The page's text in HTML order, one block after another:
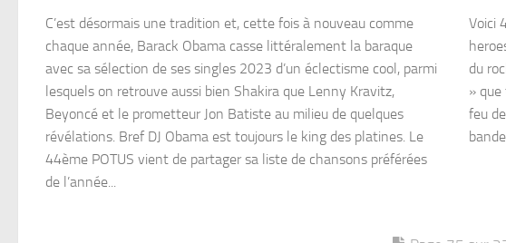
C’est désormais une tradition et, cette fois à nouveau comme
chaque année, Barack Obama casse littéralement la baraque
avec sa sélection de ses singles 2023 d’un éclectisme cool, parmi
lesquels on retrouve aussi bien Shakira que Lenny Kravitz,
Beyoncé et le prometteur Jon Batiste au milieu de quelques
révélations. Bref DJ Obama est toujours le king des platines. Le
44ème POTUS vient de partager sa liste de chansons préférées
de l’année...
Voici
du
»
feu